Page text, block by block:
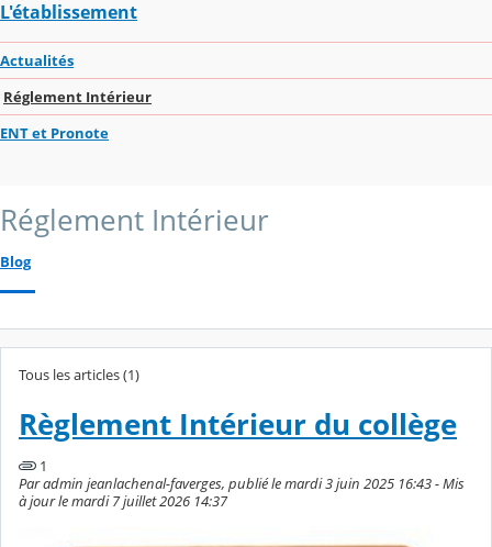
L'établissement
Actualités
Réglement Intérieur
ENT et Pronote
Réglement Intérieur
Blog
Tous les articles (1)
Règlement Intérieur du collège
1
Par admin jeanlachenal-faverges, publié le mardi 3 juin 2025 16:43 - Mis
à jour le mardi 7 juillet 2026 14:37